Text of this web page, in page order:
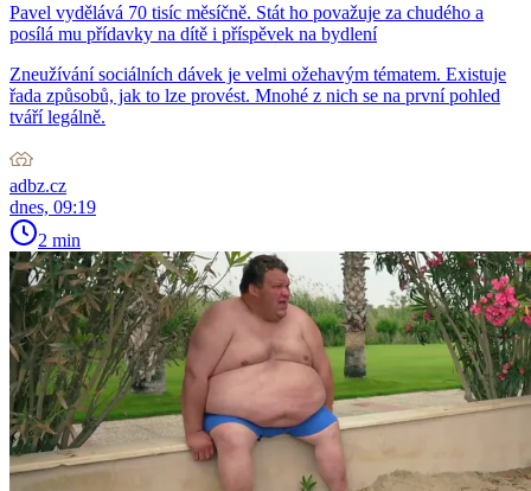
Pavel vydělává 70 tisíc měsíčně. Stát ho považuje za chudého a
posílá mu přídavky na dítě i příspěvek na bydlení
Zneužívání sociálních dávek je velmi ožehavým tématem. Existuje
řada způsobů, jak to lze provést. Mnohé z nich se na první pohled
tváří legálně.
adbz.cz
dnes, 09:19
2 min